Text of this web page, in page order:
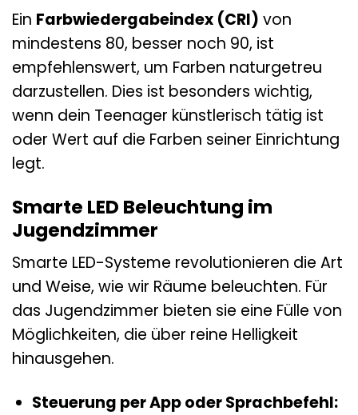
Ein Farbwiedergabeindex (CRI) von
mindestens 80, besser noch 90, ist
empfehlenswert, um Farben naturgetreu
darzustellen. Dies ist besonders wichtig,
wenn dein Teenager künstlerisch tätig ist
oder Wert auf die Farben seiner Einrichtung
legt.
Smarte LED Beleuchtung im
Jugendzimmer
Smarte LED-Systeme revolutionieren die Art
und Weise, wie wir Räume beleuchten. Für
das Jugendzimmer bieten sie eine Fülle von
Möglichkeiten, die über reine Helligkeit
hinausgehen.
Steuerung per App oder Sprachbefehl: